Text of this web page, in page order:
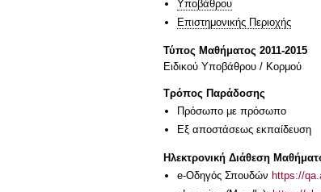
Υποβάθρου
Επιστημονικής Περιοχής
Τύπος Μαθήματος 2011-2015
Ειδικού Υποβάθρου / Κορμού
Τρόπος Παράδοσης
Πρόσωπο με πρόσωπο
Eξ απoστάσεως εκπαίδευση
Ηλεκτρονική Διάθεση
e-Οδηγός Σπουδών https://